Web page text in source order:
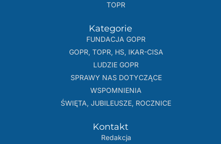
TOPR
Kategorie
FUNDACJA GOPR
GOPR, TOPR, HS, IKAR-CISA
LUDZIE GOPR
SPRAWY NAS DOTYCZĄCE
WSPOMNIENIA
ŚWIĘTA, JUBILEUSZE, ROCZNICE
Kontakt
Redakcja